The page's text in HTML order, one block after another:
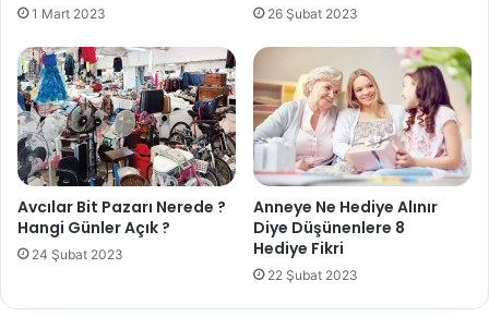
1 Mart 2023 26 Şubat 2023
Avcılar Bit Pazarı Nerede ?
Hangi Günler Açık ?
24 Şubat 2023
Anneye Ne Hediye Alınır
Diye Düşünenlere 8
Hediye Fikri
22 Şubat 2023